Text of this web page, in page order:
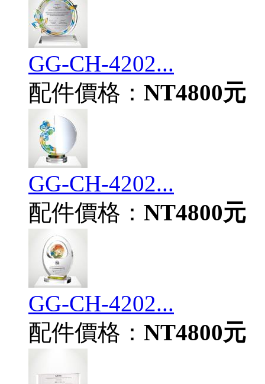
GG-CH-4202...
配件價格： NT4800元
GG-CH-4202...
配件價格： NT4800元
GG-CH-4202...
配件價格： NT4800元